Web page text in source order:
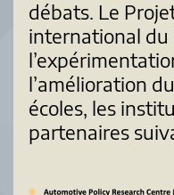
débats. Le
international du
l’amélioration
écoles, les
partenaires